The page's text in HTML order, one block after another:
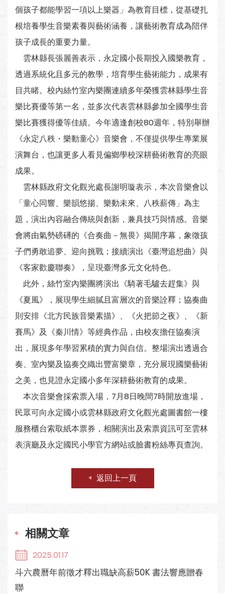
個孩子都能學習一項以上樂器」為教育目標，從基礎扎
根培養學生音樂素養與藝術涵養，讓藝術教育成為陪伴
孩子成長的重要力量。
雲林縣長張麗善表示，永定國小長期投入國樂教育，
透過系統化且多元的教學，培育學生藝術能力，成果有
目共睹。校內絲竹室內樂團連續多年榮獲雲林縣學生音
樂比賽優等第一名，並多次代表雲林縣參加全國學生音
樂比賽獲得優等佳績。今年適逢創校80週年，特別舉辦
《永定八秩・樂動童心》音樂會，不僅提供學生專業展
演舞台，也讓更多人看見偏鄉學校深耕藝術教育的亮眼
成果。
雲林縣政府文化觀光處長謝明璇表示，本次音樂會以
「童心同響、樂韻悠揚、樂動未來、八秩薪傳」為主
題，演出內容融合傳統與創新，兼具技巧與情感。音樂
會將由氣勢磅礡的《合奏曲－無畏》揭開序幕，象徵孩
子們勇敢追夢、迎向挑戰；接續演出《臺灣追想曲》與
《客家歡慶聯奏》，呈現臺灣多元文化特色。
此外，絲竹室內樂團將演出《騎著毛驢去趕集》與
《夏風》，展現學生細膩且富層次的音樂詮釋；協奏曲
則安排《北方民族音樂素描》、《火把節之夜》、《新
賽馬》及《秦川情》等經典作品，由校友擔任協奏演
出，展現多年學習累積的實力與自信。整場演出透過合
奏、室內樂及協奏交織出豐富樂章，充分展現國樂藝術
之美，也見證永定國小多年深耕藝術教育的成果。
本次音樂會採索票入場，7月8日晚間7時開放進場，
民眾可向永定國小或雲林縣政府文化觀光處圖書館一樓
服務櫃台索取紙本票券，相關演出及索票資訊可至雲林
表演廳及永定國民小學官方網站或臉書粉絲專頁查詢。
返回上一頁
相關文章
2025.01.17
斗六農曆年前徵才釋出職缺高薪50K 書法響應贈春
聯